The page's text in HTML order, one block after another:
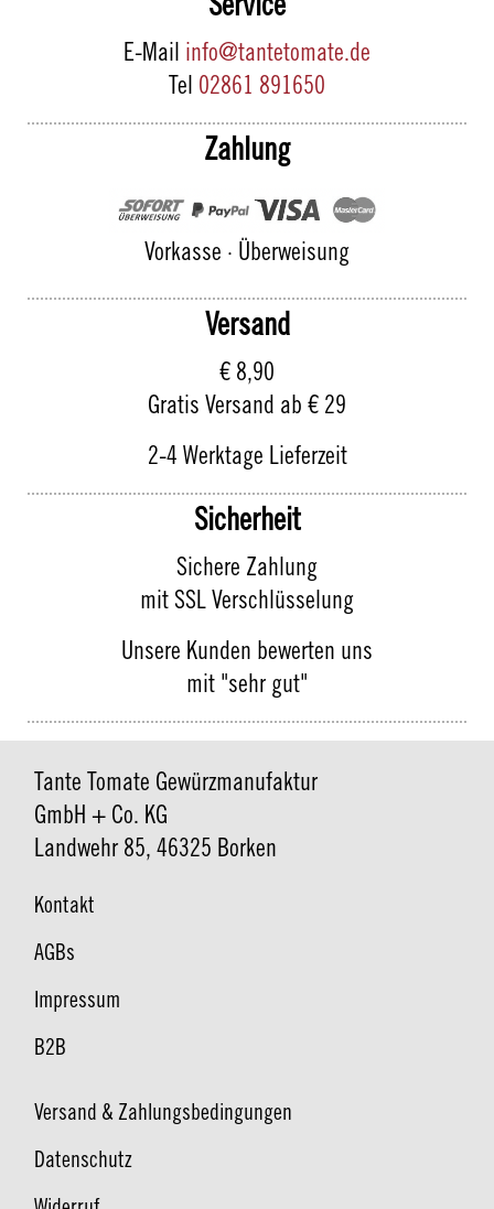
Service
E-Mail info@tantetomate.de
Tel 02861 891650
Zahlung
Vorkasse · Überweisung
Versand
€ 8,90
Gratis Versand ab € 29
2-4 Werktage Lieferzeit
Sicherheit
Sichere Zahlung
mit SSL Verschlüsselung
Unsere Kunden bewerten uns
mit "sehr gut"
Tante Tomate Gewürzmanufaktur
GmbH + Co. KG
Landwehr 85, 46325 Borken
Kontakt
AGBs
Impressum
B2B
Versand & Zahlungsbedingungen
Datenschutz